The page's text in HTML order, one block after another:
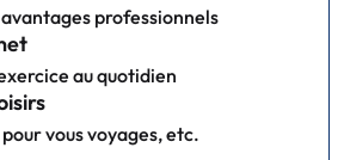
professionnels
au quotidien
vous voyages, etc.